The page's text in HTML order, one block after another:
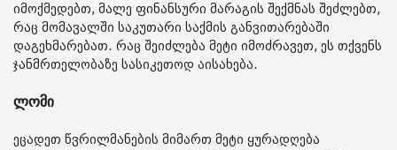
იმოქმედებთ, მალე ფინანსური მარაგის შექმნას შეძლებთ,
რაც მომავალში საკუთარი საქმის განვითარებაში
დაგეხმარებათ. რაც შეიძლება მეტი იმოძრავეთ, ეს თქვენს
ჯანმრთელობაზე სასიკეთოდ აისახება.
ლომი
ეცადეთ წვრილმანების მიმართ მეტი ყურადღება